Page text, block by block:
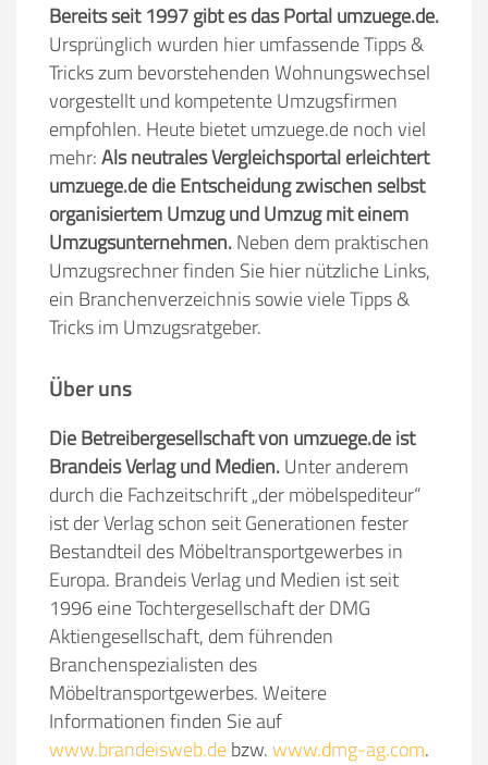
Bereits seit 1997 gibt es das Portal umzuege.de.
Ursprünglich wurden hier umfassende Tipps &
Tricks zum bevorstehenden Wohnungswechsel
vorgestellt und kompetente Umzugsfirmen
empfohlen. Heute bietet umzuege.de noch viel
mehr:Als neutrales Vergleichsportal erleichtert
umzuege.de die Entscheidung zwischen selbst
organisiertem Umzug und Umzug mit einem
Umzugsunternehmen.Neben dem praktischen
Umzugsrechner finden Sie hier nützliche Links,
ein Branchenverzeichnis sowie viele Tipps &
Tricks im Umzugsratgeber.
Über uns
Die Betreibergesellschaft von umzuege.de ist
Brandeis Verlag und Medien.Unter anderem
durch die Fachzeitschrift „der möbelspediteur“
ist der Verlag schon seit Generationen fester
Bestandteil des Möbeltransportgewerbes in
Europa. Brandeis Verlag und Medien ist seit
1996 eine Tochtergesellschaft der DMG
Aktiengesellschaft, dem führenden
Branchenspezialisten des
Möbeltransportgewerbes. Weitere
Informationen finden Sie auf
www.brandeisweb.debzw.www.dmg-ag.com.